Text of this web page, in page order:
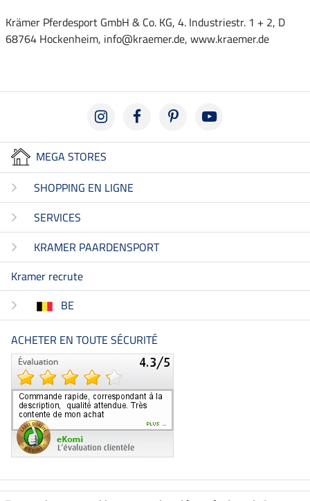
Krämer Pferdesport GmbH & Co. KG, 4. Industriestr. 1 + 2, D
68764 Hockenheim, info@kraemer.de, www.kraemer.de
MEGA STORES
SHOPPING EN LIGNE
SERVICES
KRAMER PAARDENSPORT
Kramer recrute
BE
ACHETER EN TOUTE SÉCURITÉ